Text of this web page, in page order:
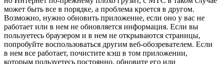
может быть все в порядке, а проблема кроется в другом.
Возможно, нужно обновить приложение, если оно у вас не
работает или в нем не обновляется информация. Если вы
пользуетесь браузером и в нем не открываются страницы,
попробуйте воспользоваться другим веб-обозревателем. Если
в нем все работает, почистите кэш в том приложении,
которым пользуетесь постоянно, обновите его или